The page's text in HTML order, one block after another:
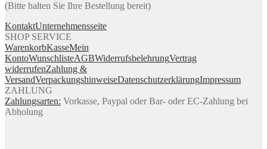
(Bitte halten Sie Ihre Bestellung bereit)
KontaktUnternehmensseite
SHOP SERVICE
WarenkorbKasseMein
KontoWunschlisteAGBWiderrufsbelehrungVertrag
widerrufenZahlung &
VersandVerpackungshinweiseDatenschutzerklärungImpressum
ZAHLUNG
Zahlungsarten: Vorkasse, Paypal oder Bar- oder EC-Zahlung bei
Abholung